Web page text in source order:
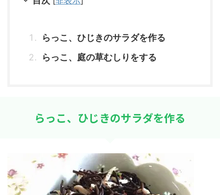
らっこ、ひじきのサラダを作る
らっこ、庭の草むしりをする
らっこ、ひじきのサラダを作る